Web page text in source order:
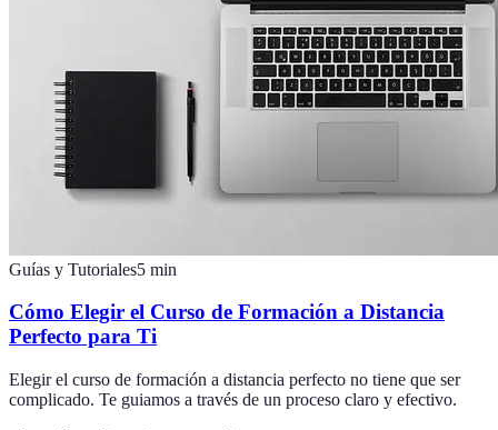
Guías y Tutoriales5 min
Cómo Elegir el Curso de Formación a Distancia
Perfecto para Ti
Elegir el curso de formación a distancia perfecto no tiene que ser
complicado. Te guiamos a través de un proceso claro y efectivo.